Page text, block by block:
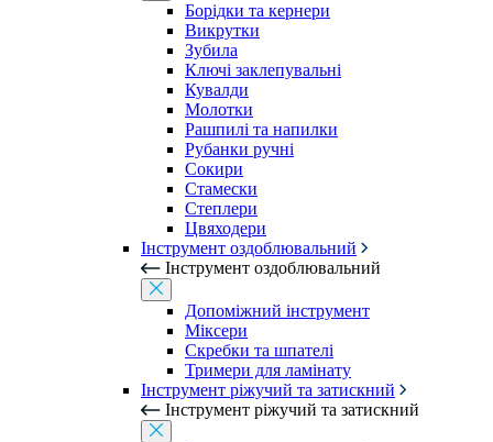
Борідки та кернери
Викрутки
Зубила
Ключі заклепувальні
Кувалди
Молотки
Рашпилі та напилки
Рубанки ручні
Сокири
Стамески
Степлери
Цвяходери
Інструмент оздоблювальний
Інструмент оздоблювальний
Допоміжний інструмент
Міксери
Скребки та шпателі
Тримери для ламінату
Інструмент ріжучий та затискний
Інструмент ріжучий та затискний